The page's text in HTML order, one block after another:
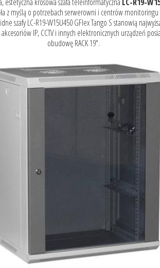
z myślą o potrzebach serwerowni i centrów
szafy LC-R19-W15U450 GFlex Tango S stanowią
IP, CCTV i innych elektronicznych urządzeń
obudowę RACK 19".